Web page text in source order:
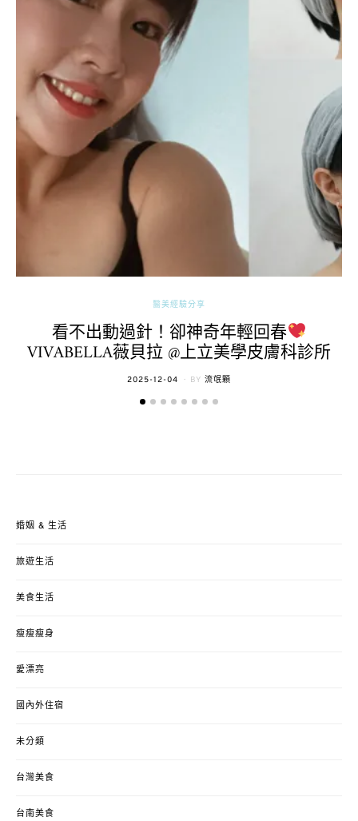
醫美經驗分享
看不出動過針！卻神奇年輕回春
VIVABELLA薇貝拉 @上立美學皮膚科診所
POSTED
2025-12-04 BY 流氓顆
婚姻 & 生活
旅遊生活
美食生活
瘦瘦瘦身
愛漂亮
國內外住宿
未分類
台灣美食
台南美食